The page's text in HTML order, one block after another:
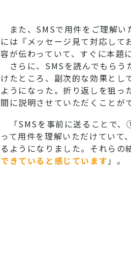
また、SMSで用件をご理解い
には『メッセージ見て対応して
容が伝わっていて、すぐに本題
さらに、SMSを読んでもらう
けたところ、副次的な効果とし
ようになった。折り返しを狙っ
間に説明させていただくことが
「SMSを事前に送ることで
って用件を理解いただけてい
るようになりました。それらの
できていると感じています」。